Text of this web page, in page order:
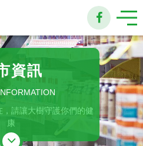
資訊
，請讓大樹守護你們的健
康